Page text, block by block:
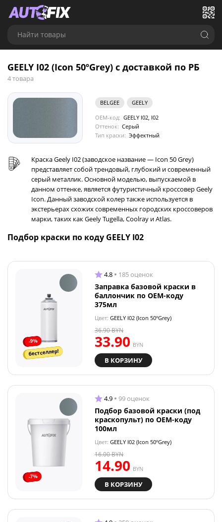
Найти товары
GEELY I02 (Icon 50ºGrey) с доставкой по РБ
4 товара
BELGEE
GEELY
OEM-код: GEELY I02, I02
Оттенок: Серый
Тип краски: Эффектный
Краска Geely I02 (заводское название — Icon 50 Grey)
представляет собой трендовый, глубокий и современный
серый металлик. Основной моделью, выпускаемой в
данном оттенке, является футуристичный кроссовер Geely
Icon. Данный заводской колер также используется в
экстерьерах схожих современных городских кроссоверов
марки, таких как Geely Tugella, Coolray и Atlas.
Подбор краски по коду GEELY I02
-9%
бестселлер!
4.8 185 оценок
Заправка базовой краски в
баллончик по OEM-коду
375мл
Цвет: GEELY I02 (Icon 50ºGrey)
33.90 BYN
36.90BYN
В КОРЗИНУ
-7%
4.9 99 оценок
Подбор базовой краски (под
краскопульт) по OEM-коду
100мл
Цвет: GEELY I02 (Icon 50ºGrey)
14.90 BYN
16.00BYN
В КОРЗИНУ